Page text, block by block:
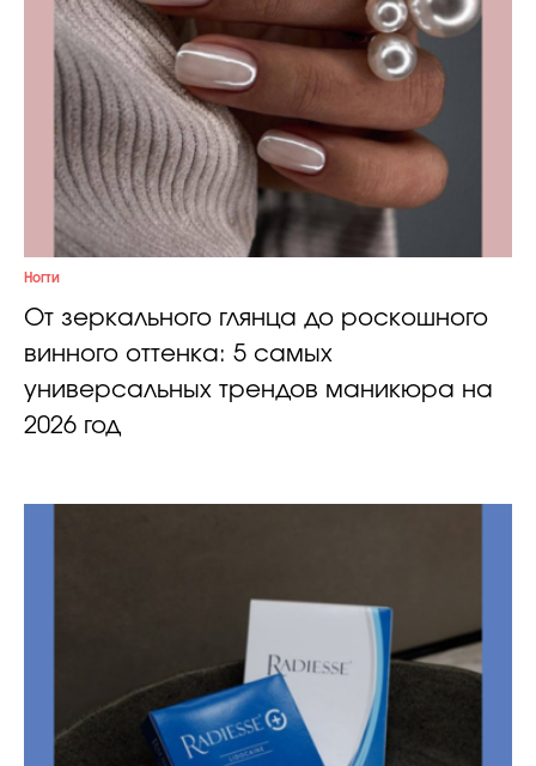
Ногти
От зеркального глянца до роскошного
винного оттенка: 5 самых
универсальных трендов маникюра на
2026 год